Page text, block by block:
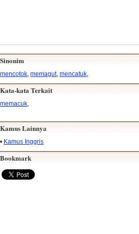
Sinonim
mencotok memagut, mencatuk
Kata-kata Terkait
memacuk,
Kamus Lainnya
• Kamus Inggris
Bookmark